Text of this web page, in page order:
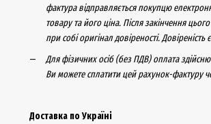
фактура відправляється покупцю
товару та його ціна. Після закінчення
при собі оригінал довіреності.
Для фізичних осіб (без ПДВ) оплата
Ви можете сплатити цей рахунок-фактуру
Доставка по Україні